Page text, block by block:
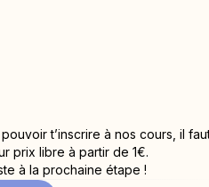
t’inscrire à nos cours, il
prix libre à partir de 1€.
à la prochaine étape !